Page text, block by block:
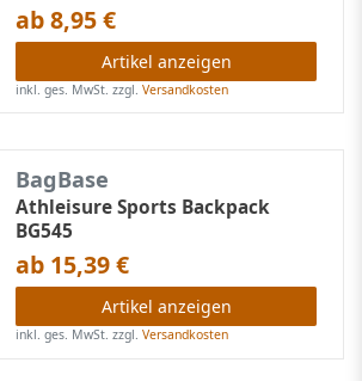
ab 8,95 €
Artikel anzeigen
inkl. ges. MwSt. zzgl.Versandkosten
BagBase
Athleisure Sports Backpack
BG545
ab 15,39 €
Artikel anzeigen
inkl. ges. MwSt. zzgl.Versandkosten